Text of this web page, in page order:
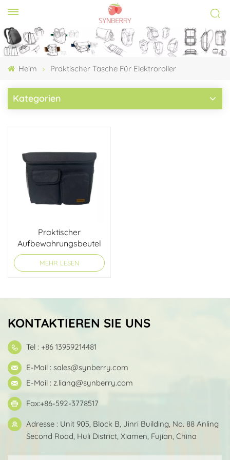
Heim Praktischer Tasche Für Elektroroller
Kategorien
Praktischer
Aufbewahrungsbeutel
für elektrisches
Rollstuhlfahrrad für
MEHR LESEN
KONTAKTIEREN SIE UNS
Tel : +86 13959214481
E-Mail : sales@synberry.com
E-Mail : z.liang@synberry.com
Fax:+86-592-3778517
Adresse : Unit 905, Block B, Jinri Building, No. 88 Anling
Second Road, Huli District, Xiamen, Fujian, China